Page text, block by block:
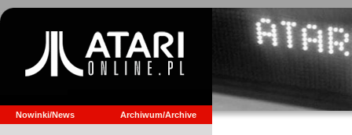
Nowinki/News Archiwum/Archive